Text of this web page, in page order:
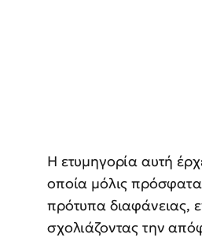
Η ετυμηγορία αυτή
οποία μόλις
πρότυπα διαφάνειας,
σχολιάζοντας την